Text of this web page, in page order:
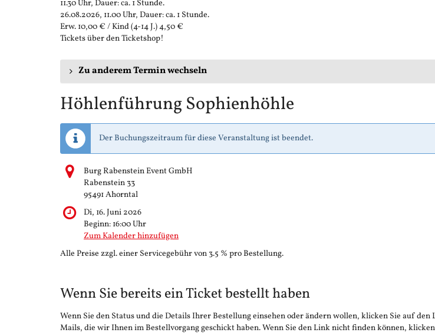
11.30 Uhr, Dauer: ca. 1 Stunde.
26.08.2026, 11.00 Uhr, Dauer: ca. 1 Stunde.
Erw. 10,00 € / Kind (4-14 J.) 4,50 €
Tickets über den Ticketshop!
Zu anderem Termin wechseln
Höhlenführung Sophienhöhle
Der Buchungszeitraum für diese Veranstaltung ist beendet.
Burg Rabenstein Event GmbH
Rabenstein 33
95491 Ahorntal
Di, 16. Juni 2026
Beginn: 16:00Uhr
Zum Kalender hinzufügen
Alle Preise zzgl. einer Servicegebühr von 3.5 % pro Bestellung.
Wenn Sie bereits ein Ticket bestellt haben
Wenn Sie den Status und die Details Ihrer Bestellung einsehen oder ändern wollen, klicken Sie auf den
Mails, die wir Ihnen im Bestellvorgang geschickt haben. Wenn Sie den Link nicht finden können,